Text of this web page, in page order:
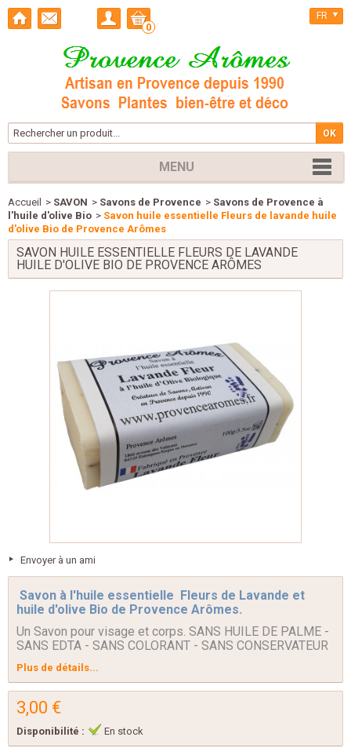
0
FR
MENU
Accueil > SAVON > Savons de Provence > Savons de Provence à
l'huile d'olive Bio > Savon huile essentielle Fleurs de lavande huile
d'olive Bio de Provence Arômes
SAVON HUILE ESSENTIELLE FLEURS DE LAVANDE
HUILE D'OLIVE BIO DE PROVENCE ARÔMES
Envoyer à un ami
Savon à l'huile essentielle Fleurs de Lavande et
huile d'olive Bio de Provence Arômes.
Un Savon pour visage et corps. SANS HUILE DE PALME -
SANS EDTA - SANS COLORANT - SANS CONSERVATEUR
Plus de détails...
3,00 €
Disponibilité : En stock